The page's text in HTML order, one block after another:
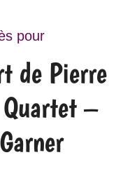
pour
de Pierre
Quartet –